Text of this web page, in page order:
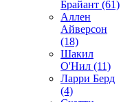
Брайант (61)
Аллен
Айверсон
(18)
Шакил
О'Нил (11)
Ларри Берд
(4)